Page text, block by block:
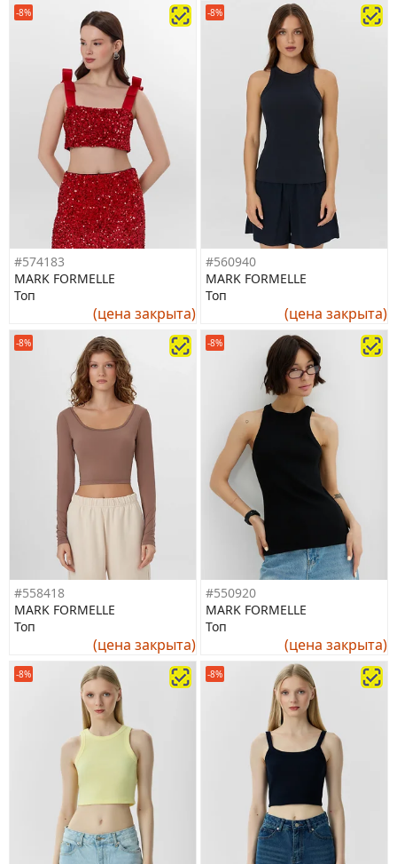
-8%
#574183
MARK FORMELLE
Топ
(цена закрыта)
-8%
#560940
MARK FORMELLE
Топ
(цена закрыта)
-8%
#558418
MARK FORMELLE
Топ
(цена закрыта)
-8%
#550920
MARK FORMELLE
Топ
(цена закрыта)
-8% -8%